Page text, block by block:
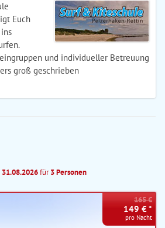
Euch
und individueller Betreuung
groß geschrieben
31.08.2026für3 Personen
165 €
149 € *
pro Nacht